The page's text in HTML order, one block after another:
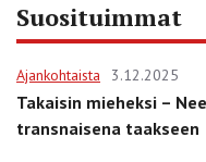
Suosituimmat
Ajankohtaista 3.12.2025
Takaisin mieheksi –
transnaisena taakseen